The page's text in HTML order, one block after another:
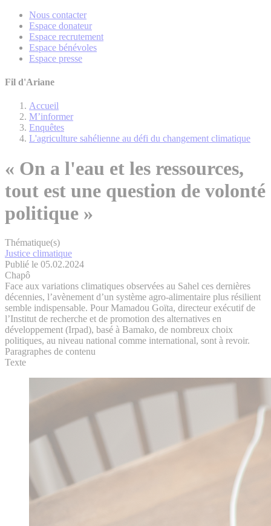
Nous contacter
Espace donateur
Espace recrutement
Espace bénévoles
Espace presse
Fil d'Ariane
Accueil
M’informer
Enquêtes
L'agriculture sahélienne au défi du changement climatique
« On a l'eau et les ressources,
tout est une question de volonté
politique »
Thématique(s)
Justice climatique
Publié le 05.02.2024
Chapô
Face aux variations climatiques observées au Sahel ces dernières
décennies, l’avènement d’un système agro-alimentaire plus résilient
semble indispensable. Pour Mamadou Goïta, directeur exécutif de
l’Institut de recherche et de promotion des alternatives en
développement (Irpad), basé à Bamako, de nombreux choix
politiques, au niveau national comme international, sont à revoir.
Paragraphes de contenu
Texte